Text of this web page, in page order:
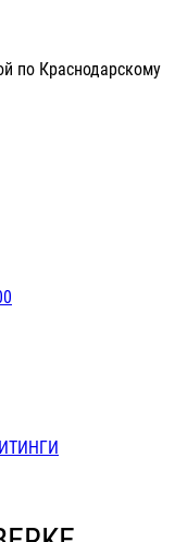
по Краснодарскому